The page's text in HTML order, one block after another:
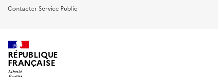
Contacter Service Public
RÉPUBLIQUE
FRANÇAISE